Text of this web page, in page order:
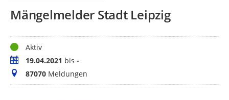
Mängelmelder Stadt Leipzig
StatusAktiv
Zeitraum19.04.2021 bis -
Meldungen
87070 Meldungen